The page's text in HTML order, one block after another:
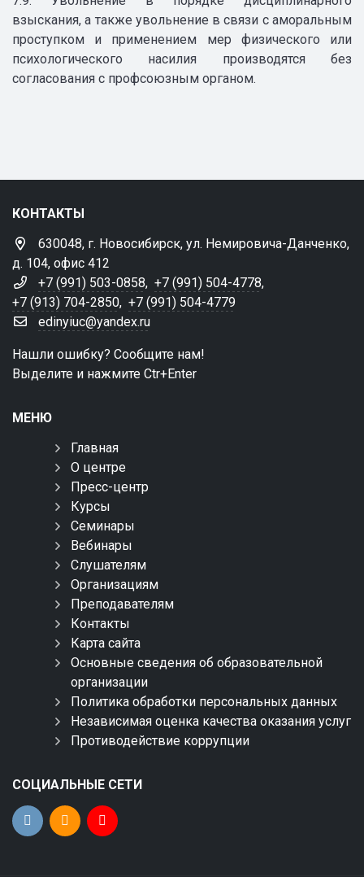
взыскания, а также увольнение в связи с аморальным
проступком и применением мер физического или
психологического насилия производятся без
согласования с профсоюзным органом.
КОНТАКТЫ
630048, г. Новосибирск, ул. Немировича-Данченко,
д. 104, офис 412
+7 (991) 503-0858, +7 (991) 504-4778,
+7 (913) 704-2850, +7 (991) 504-4779
edinyiuc@yandex.ru
Нашли ошибку? Сообщите нам!
Выделите и нажмите Ctr+Enter
МЕНЮ
Главная
О центре
Пресс-центр
Курсы
Семинары
Вебинары
Слушателям
Организациям
Преподавателям
Контакты
Карта сайта
Основные сведения об образовательной
организации
Политика обработки персональных данных
Независимая оценка качества оказания услуг
Противодействие коррупции
СОЦИАЛЬНЫЕ СЕТИ